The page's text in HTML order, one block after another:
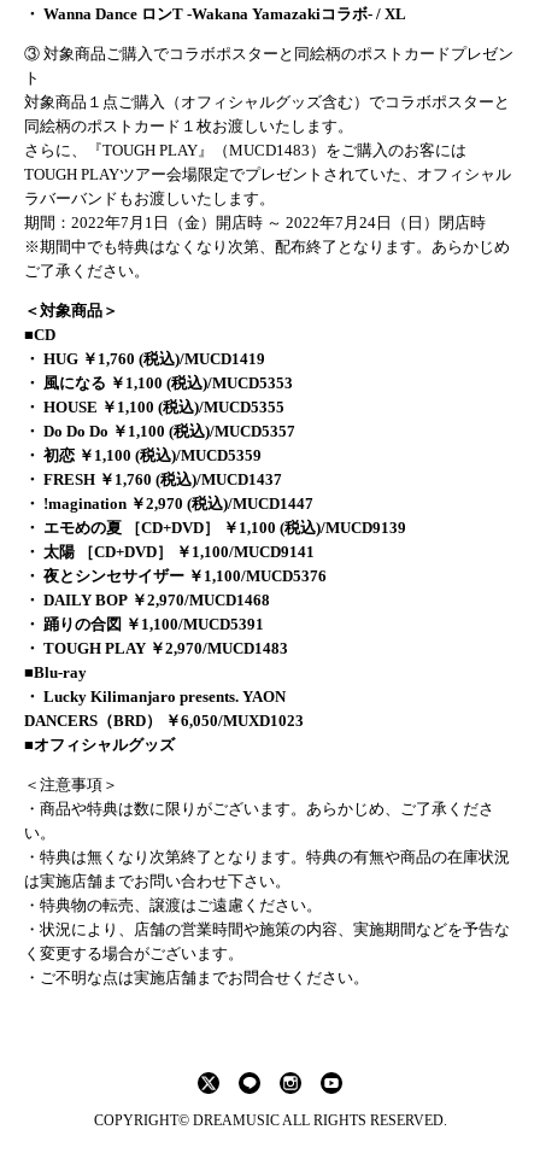
・ Wanna Dance ロンT -Wakana Yamazakiコラボ- / XL
③ 対象商品ご購入でコラボポスターと同絵柄のポストカードプレゼン
ト
対象商品１点ご購入（オフィシャルグッズ含む）でコラボポスターと
同絵柄のポストカード１枚お渡しいたします。
さらに、『TOUGH PLAY』（MUCD1483）をご購入のお客には
TOUGH PLAYツアー会場限定でプレゼントされていた、オフィシャル
ラバーバンドもお渡しいたします。
期間：2022年7月1日（金）開店時 ～ 2022年7月24日（日）閉店時
※期間中でも特典はなくなり次第、配布終了となります。あらかじめ
ご了承ください。
＜対象商品＞
■CD
・ HUG ￥1,760 (税込)/MUCD1419
・ 風になる ￥1,100 (税込)/MUCD5353
・ HOUSE ￥1,100 (税込)/MUCD5355
・ Do Do Do ￥1,100 (税込)/MUCD5357
・ 初恋 ￥1,100 (税込)/MUCD5359
・ FRESH ￥1,760 (税込)/MUCD1437
・ !magination ￥2,970 (税込)/MUCD1447
・ エモめの夏 ［CD+DVD］ ￥1,100 (税込)/MUCD9139
・ 太陽 ［CD+DVD］ ￥1,100/MUCD9141
・ 夜とシンセサイザー ￥1,100/MUCD5376
・ DAILY BOP ￥2,970/MUCD1468
・ 踊りの合図 ￥1,100/MUCD5391
・ TOUGH PLAY ￥2,970/MUCD1483
■Blu-ray
・ Lucky Kilimanjaro presents. YAON
DANCERS（BRD） ￥6,050/MUXD1023
■オフィシャルグッズ
＜注意事項＞
・商品や特典は数に限りがございます。あらかじめ、ご了承くださ
い。
・特典は無くなり次第終了となります。特典の有無や商品の在庫状況
は実施店舗までお問い合わせ下さい。
・特典物の転売、譲渡はご遠慮ください。
・状況により、店舗の営業時間や施策の内容、実施期間などを予告な
く変更する場合がございます。
・ご不明な点は実施店舗までお問合せください。
COPYRIGHT© DREAMUSIC ALL RIGHTS RESERVED.